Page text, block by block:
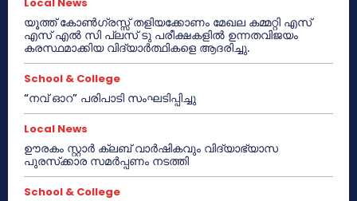
യൂത്ത് കോൺഗ്രസ്സ് തളിയക്കോണം മേഖല കമ്മറ്റി എസ്
എസ് എൽ സി പ്ലസ് ടു പരീക്ഷകളിൽ ഉന്നതവിജയം
കരസ്ഥമാക്കിയ വിദ്യാർത്ഥികളെ ആദരിച്ചു.
School & College
“നവ് ഓറ” പരിപാടി സംഘടിപ്പിച്ചു
Local News
ഊരകം സ്റ്റാർ ക്ലബ് വാർഷികവും വിദ്യാഭ്യാസ
പുരസ്‌ക്കാര സമർപ്പണം നടത്തി
School & College